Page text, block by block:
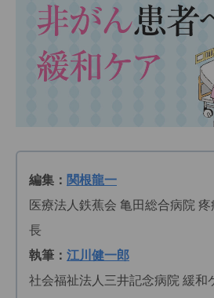
編集： 関根龍一
医療法人鉄蕉会 亀田総合病院
長
執筆： 江川健一郎
社会福祉法人三井記念病院 緩和